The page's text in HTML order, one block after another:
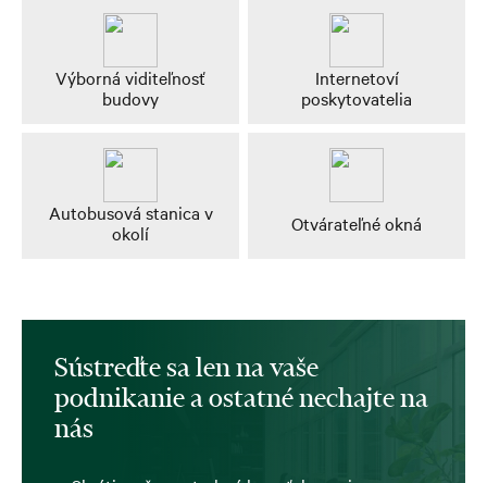
Výborná viditeľnosť
budovy
Internetoví
poskytovatelia
Autobusová stanica v
okolí
Otvárateľné okná
Sústreďte sa len na vaše
podnikanie a ostatné nechajte na
nás